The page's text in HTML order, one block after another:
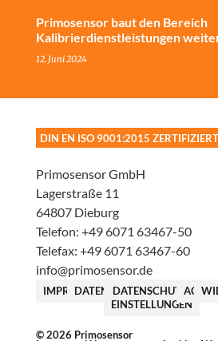
DIN EN ISO 9001:2015 ZERTIFIZIERT
Primosensor GmbH
Lagerstraße 11
64807 Dieburg
Telefon: +49 6071 63467-50
Telefax: +49 6071 63467-60
info@primosensor.de
IMPRESSUMDATENSCHUTZDATENSCHUTZ-
EINSTELLUNGEN
AGBS
© 2026 Primosensor
Primosensor baut den Bereich
Kalibrierdienstleistungen
12. Juni 2024